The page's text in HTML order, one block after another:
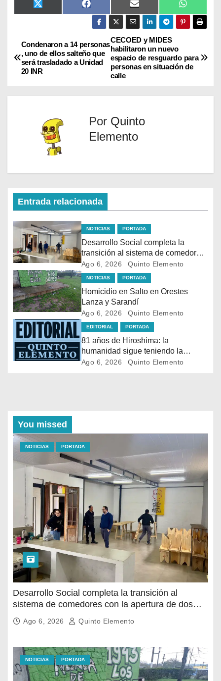
X
(
t
t
e
r
F
a
e
o
o
k
E
m
i
l
W
h
t
p
CECOED y MIDES
habilitaron un nuevo
espacio de resguardo para
personas en situación de
calle
Condenaron a 14 personas
, uno de ellos salteño que
será trasladado a Unidad
20 INR
Por Quinto
Elemento
Entrada relacionada
NOTICIAS PORTADA
Desarrollo Social completa la
transición al sistema de comedores
con la apertura de dos nuevos
espacios
Ago 6, 2026 Quinto Elemento
NOTICIAS PORTADA
Homicidio en Salto en Orestes
Lanza y Sarandí
Ago 6, 2026 Quinto Elemento
EDITORIAL PORTADA
81 años de Hiroshima: la
humanidad sigue teniendo la
bomba en sus manos
Ago 6, 2026 Quinto Elemento
You missed
NOTICIAS PORTADA
Desarrollo Social completa la transición al
sistema de comedores con la apertura de dos
nuevos espacios
Ago 6, 2026 Quinto Elemento
NOTICIAS PORTADA